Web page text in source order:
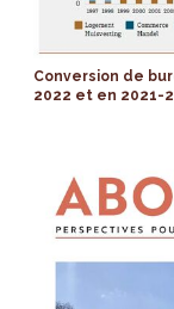
Conversion de
2022 et en 2021-